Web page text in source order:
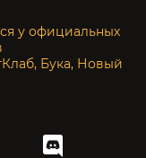
у официальных
Бука, Новый